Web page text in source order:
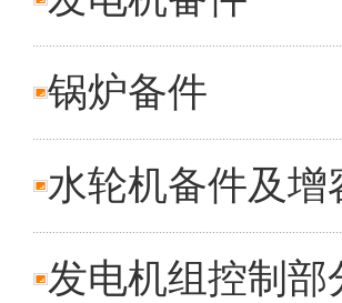
锅炉备件
水轮机备件及增
发电机组控制部